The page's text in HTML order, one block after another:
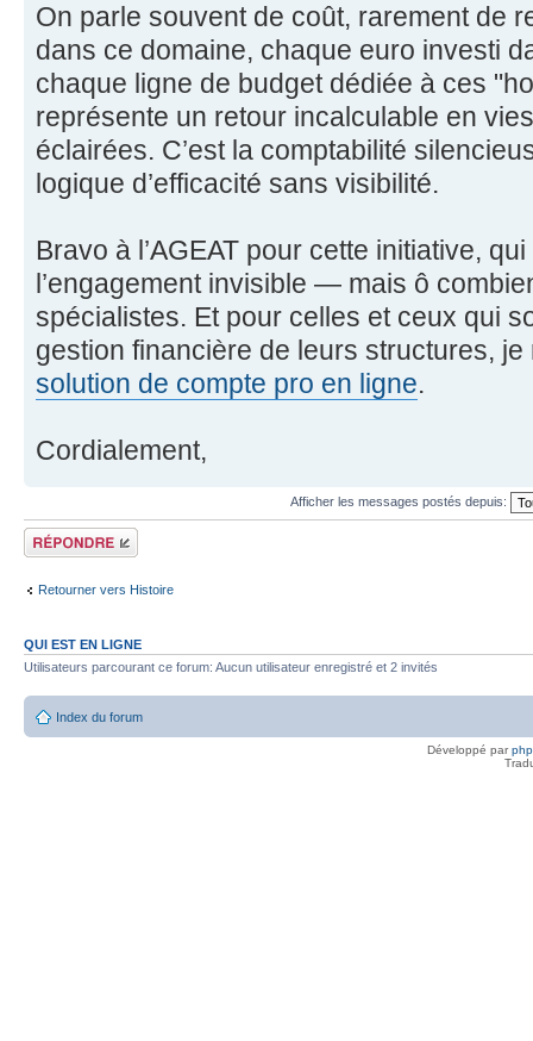
On parle souvent de coût, rarement de
dans ce domaine, chaque euro investi
chaque ligne de budget dédiée à ces
représente un retour incalculable en
éclairées. C’est la comptabilité
logique d’efficacité sans visibilité.
Bravo à l’AGEAT pour cette initiative,
l’engagement invisible — mais ô
spécialistes. Et pour celles et ceux qui
gestion financière de leurs structures,
solution de compte pro en ligne.
Cordialement,
Afficher les messages postés depuis:
Répondre
Retourner vers Histoire
QUI EST EN LIGNE
Utilisateurs parcourant ce forum: Aucun utilisateur enregistré et 2 invités
Index du forum
Développé par